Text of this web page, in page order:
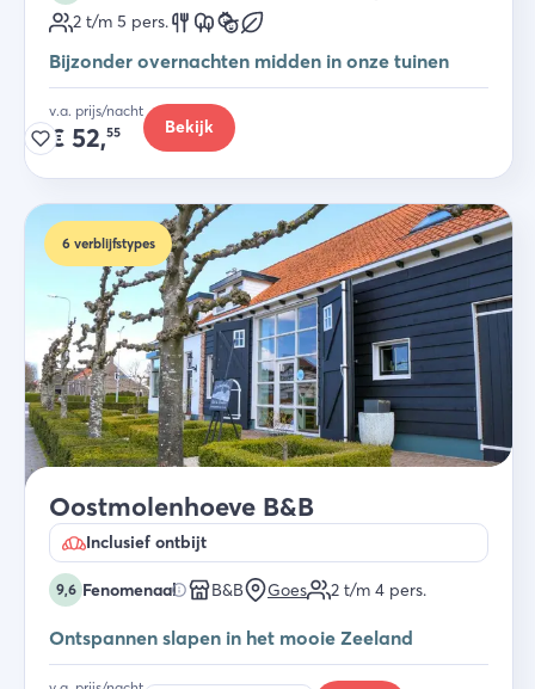
2 t/m 5 pers.
Bijzonder overnachten midden in onze tuinen
v.a. prijs/nacht
€ 52,55 Bekijk
6 verblijfstypes
Oostmolenhoeve B&B
Inclusief ontbijt
9,6 Fenomenaal B&B Goes 2 t/m 4 pers.
Ontspannen slapen in het mooie Zeeland